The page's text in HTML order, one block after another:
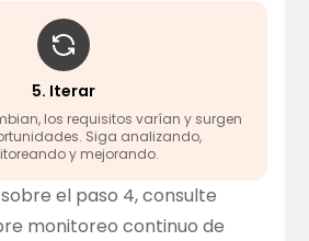
5. Iterar
los requisitos varían y surgen
Siga analizando,
y mejorando.
el paso 4, consulte
monitoreo continuo de